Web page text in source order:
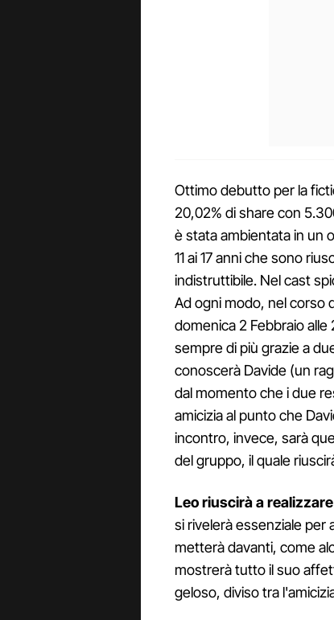
Ottimo debutto per la
20,02% di share con
è stata ambientata in un
11 ai 17 anni che sono
indistruttibile. Nel cast
Ad ogni modo, nel corso
domenica 2 Febbraio alle
sempre di più grazie a
conoscerà Davide (un
dal momento che i due
amicizia al punto che
incontro, invece, sarà
del gruppo, il quale
Leo riuscirà a
si rivelerà essenziale per
metterà davanti, come
mostrerà tutto il suo
geloso, diviso tra